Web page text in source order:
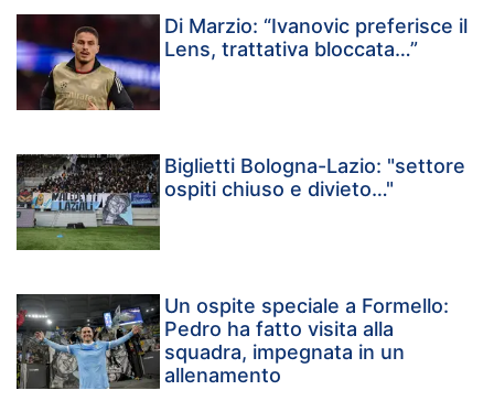
Di Marzio: “Ivanovic preferisce il
Lens, trattativa bloccata…”
Biglietti Bologna-Lazio: "settore
ospiti chiuso e divieto…"
Un ospite speciale a Formello:
Pedro ha fatto visita alla
squadra, impegnata in un
allenamento